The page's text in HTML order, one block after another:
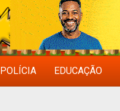
POLÍCIA EDUCAÇÃO